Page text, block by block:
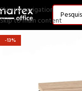
Skip to navigation
Skip to main content
-13%